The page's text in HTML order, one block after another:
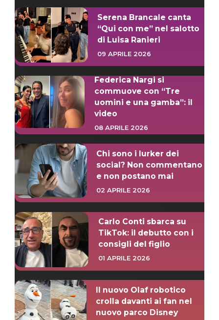
Serena Brancale canta
“Qui con me” nel salotto
di Luisa Ranieri
09 APRILE 2026
Federica Nargi si
commuove con “Tre
uomini e una gamba”: il
video
08 APRILE 2026
Chi sono i lurker dei
social? Non commentano
e non postano mai
02 APRILE 2026
Carlo Conti sbarca su
TikTok: il debutto con i
consigli del figlio
01 APRILE 2026
Il nuovo Olaf robotico
crolla davanti ai fan nel
nuovo parco Disney